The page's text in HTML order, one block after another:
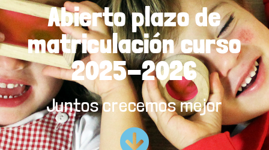
Abierto plazo de
matriculación curso
2025-2026
Juntos crecemos mejor